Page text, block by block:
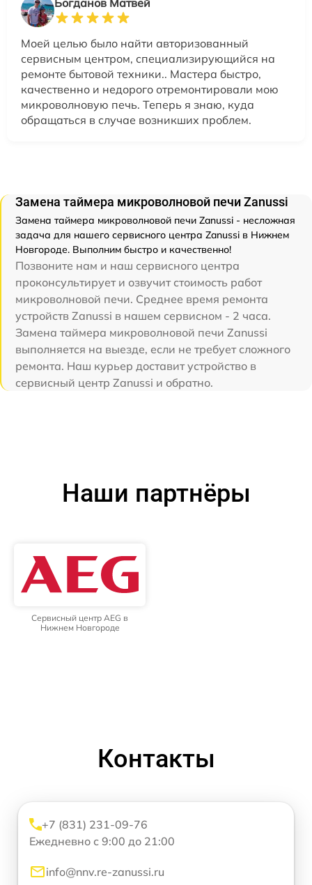
Моей целью было найти авторизованный
сервисным центром, специализирующийся на
ремонте бытовой техники.. Мастера быстро,
качественно и недорого отремонтировали мою
микроволновую печь. Теперь я знаю, куда
обращаться в случае возникших проблем.
Замена таймера микроволновой печи Zanussi
Замена таймера микроволновой печи Zanussi - несложная
задача для нашего сервисного центра Zanussi в Нижнем
Новгороде. Выполним быстро и качественно!
Позвоните нам и наш сервисного центра
проконсультирует и озвучит стоимость работ
микроволновой печи. Среднее время ремонта
устройств Zanussi в нашем сервисном - 2 часа.
Замена таймера микроволновой печи Zanussi
выполняется на выезде, если не требует сложного
ремонта. Наш курьер доставит устройство в
сервисный центр Zanussi и обратно.
Наши партнёры
Сервисный центр AEG в
Нижнем Новгороде
Контакты
+7 (831) 231-09-76
Ежедневно с 9:00 до 21:00
info@nnv.re-zanussi.ru